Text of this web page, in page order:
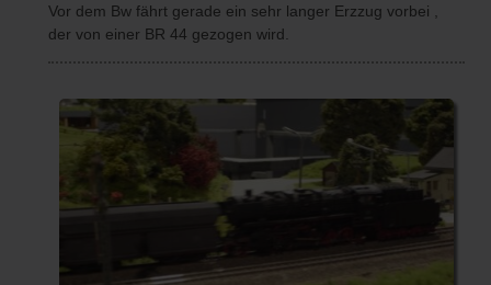
Vor dem Bw fährt gerade ein sehr langer Erzzug vorbei ,
der von einer BR 44 gezogen wird.